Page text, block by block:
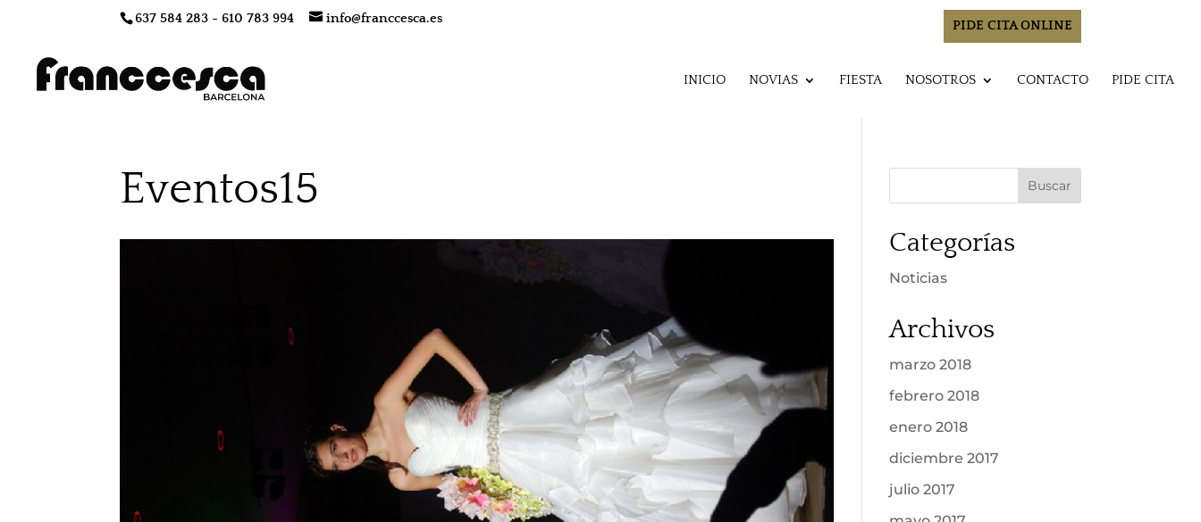
637 584 283 - 610 783 994 info@franccesca.es PIDE CITA ONLINE
INICIO NOVIAS FIESTA NOSOTROS CONTACTO PIDE CITA
Eventos15
Categorías
Noticias
Archivos
marzo 2018
febrero 2018
enero 2018
diciembre 2017
julio 2017